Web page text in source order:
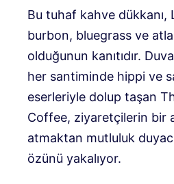
Bu tuhaf kahve dükkanı,
burbon, bluegrass ve
olduğunun kanıtıdır.
her santiminde hippi ve
eserleriyle dolup taşan
Coffee, ziyaretçilerin bir
atmaktan mutluluk
özünü yakalıyor.